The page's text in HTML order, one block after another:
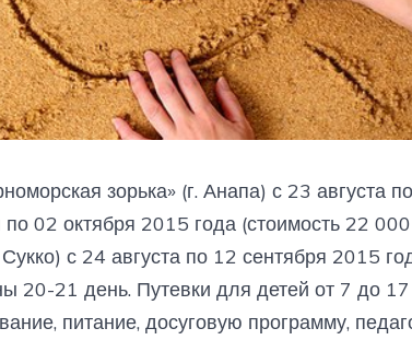
зорька» (г. Анапа) с 23 августа
02 октября 2015 года (стоимость 22
с 24 августа по 12 сентября 2015
20-21 день. Путевки для детей от 7 до 17
питание, досуговую программу,